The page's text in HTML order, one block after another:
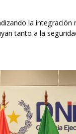
la
tanto a la